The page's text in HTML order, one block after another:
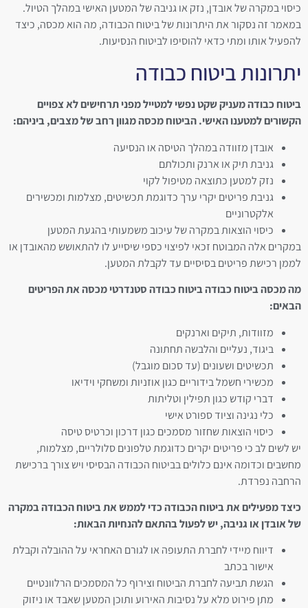
כיסוי במקרה של אובדן, נזק או גניבה של המטען האישי במהלך הטיול.
במאמר זה נסקור את היתרונות של ביטוח הכבודה, מה הוא מכסה, כיצד
להפעיל אותו ומתי כדאי להוסיפו לביטוח הנסיעות.
יתרונות ביטוח כבודה
ביטוח כבודה מעניק שקט נפשי למטייל מפני תרחישים לא צפויים
הקשורים למטענו האישי. הביטוח מכסה מגוון רחב של מצבים, ביניהם:
אובדן מזוודה במהלך הטיסה או הנסיעה
גניבת תיק או ארנק ותכולתם
נזק למטען כתוצאה מטיפול לקוי
גניבת פריטים יקרי ערך כדוגמת תכשיטים, מצלמות ומכשירים
אלקטרוניים
כיסוי הוצאות במקרה של עיכוב משמעותי בהגעת המטען
במקרים אלה המבוטח זכאי לפיצוי כספי שיסייע לו להתאושש מהאובדן או
לממן רכישת פריטים בסיסיים עד לקבלת המטען.
מה מכסה ביטוח כבודה ביטוח כבודה סטנדרטי מכסה את הפריטים
הבאים:
מזוודות, תיקים וארנקים
ביגוד, נעליים והלבשה תחתונה
תכשיטים ושעונים (עד סכום מוגבל)
מכשירי חשמל בידוריים כגון אוזניות ומשחקי וידיאו
דברי קודש כגון תפילין וטליתות
כלי נגינה וציוד ספורט אישי
כיסוי הוצאות שחזור מסמכים כגון דרכון וכרטיס טיסה
יש לשים לב כי פריטים יקרים כדוגמת טלפונים סלולריים, מצלמות,
מחשבים וכדומה אינם כלולים בביטוח הכבודה הבסיסי ויש צורך ברכישת
הרחבה נפרדת.
כיצד מפעילים את ביטוח הכבודה כדי לממש את ביטוח הכבודה במקרה
של אובדן או גניבה, יש לפעול בהתאם להנחיות הבאות:
דיווח מיידי לחברת התעופה או לגורם האחראי על ההובלה וקבלת
אישור בכתב
הגשת תביעה לחברת הביטוח וצירוף כל המסמכים הרלוונטיים
מתן פירוט מלא על נסיבות האירוע ותוכן המטען שאבד או ניזוק